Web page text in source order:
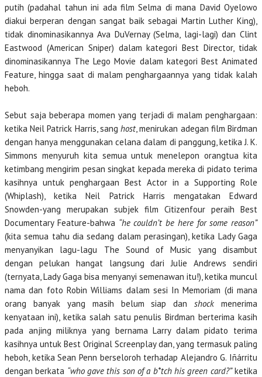
putih (padahal tahun ini ada film Selma di mana David Oyelowo
diakui berperan dengan sangat baik sebagai Martin Luther King),
tidak dinominasikannya Ava DuVernay (Selma, lagi-lagi) dan Clint
Eastwood (American Sniper) dalam kategori Best Director, tidak
dinominasikannya The Lego Movie dalam kategori Best Animated
Feature, hingga saat di malam penghargaannya yang tidak kalah
heboh.
Sebut saja beberapa momen yang terjadi di malam penghargaan:
ketika Neil Patrick Harris, sanghost, menirukan adegan film Birdman
dengan hanya menggunakan celana dalam di panggung, ketika J. K.
Simmons menyuruh kita semua untuk menelepon orangtua kita
ketimbang mengirim pesan singkat kepada mereka di pidato terima
kasihnya untuk penghargaan Best Actor in a Supporting Role
(Whiplash), ketika Neil Patrick Harris mengatakan Edward
Snowden-yang merupakan subjek film Citizenfour peraih Best
Documentary Feature-bahwa “he couldn’t be here for some reason”
(kita semua tahu dia sedang dalam perasingan), ketika Lady Gaga
menyanyikan lagu-lagu The Sound of Music yang disambut
dengan pelukan hangat langsung dari Julie Andrews sendiri
(ternyata, Lady Gaga bisa menyanyi semenawan itu!), ketika muncul
nama dan foto Robin Williams dalam sesi In Memoriam (di mana
orang banyak yang masih belum siap danshock menerima
kenyataan ini), ketika salah satu penulis Birdman berterima kasih
pada anjing miliknya yang bernama Larry dalam pidato terima
kasihnya untuk Best Original Screenplay dan, yang termasuk paling
heboh, ketika Sean Penn berseloroh terhadap Alejandro G. Iñárritu
dengan berkata “who gave this son of a b*tch his green card?”ketika